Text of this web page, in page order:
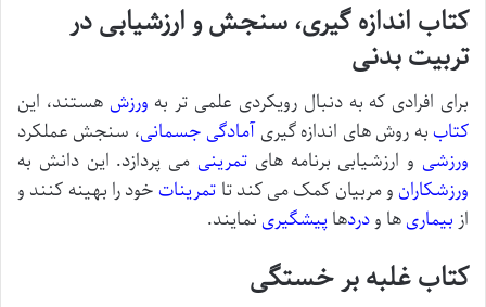
کتاب اندازه گیری، سنجش و ارزشیابی در
تربیت بدنی
برای افرادی که به دنبال رویکردی علمی تر به ورزش هستند، این
کتاببه روش های اندازه گیریآمادگی جسمانی، سنجش عملکرد
ورزشی و ارزشیابی برنامه های تمرینی می پردازد. این دانش به
ورزشکاران و مربیان کمک می کند تا تمریناتخود را بهینه کنند و
از بیماریها ودردهاپیشگیری نمایند.
کتاب غلبه بر خستگی